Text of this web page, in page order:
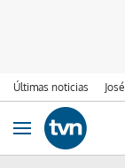
Últimas noticias
Ir al contenido
Obrir navegació